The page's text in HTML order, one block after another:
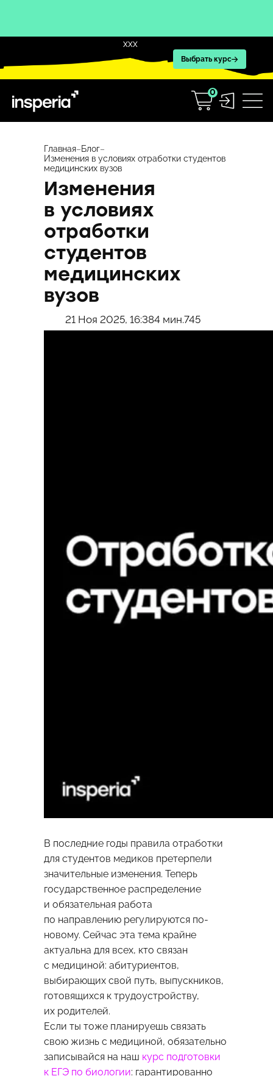
содержимому
XXX
Выбрать курс
0
Главная–Блог–
Изменения в условиях отработки студентов
медицинских вузов
Изменения
в условиях
отработки
студентов
медицинских
вузов
21 Ноя 2025, 16:384 мин.745
В последние годы правила отработки
для студентов медиков претерпели
значительные изменения. Теперь
государственное распределение
и обязательная работа
по направлению регулируются по-
новому. Сейчас эта тема крайне
актуальна для всех, кто связан
с медициной: абитуриентов,
выбирающих свой путь, выпускников,
готовящихся к трудоустройству,
их родителей.
Если ты тоже планируешь связать
свою жизнь с медициной, обязательно
записывайся на наш курс подготовки
к ЕГЭ по биологии: гарантированно